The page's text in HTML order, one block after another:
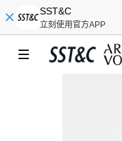
SST&C
立刻使用官方APP